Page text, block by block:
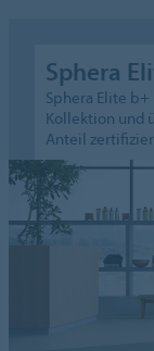
Sphera
Sphera Elite
Kollektion und
Anteil